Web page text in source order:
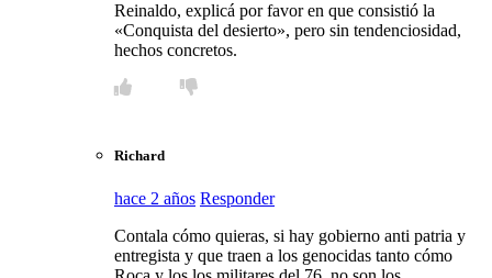
Reinaldo, explicá por favor en que consistió la
«Conquista del desierto», pero sin tendenciosidad,
hechos concretos.
Richard
hace 2 años Responder
Contala cómo quieras, si hay gobierno anti patria y
entregista y que traen a los genocidas tanto cómo